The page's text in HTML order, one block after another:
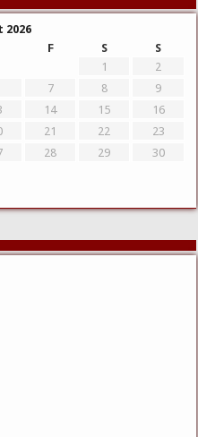
2026
F S
S
1
2
7 8
9
14 15
16
21 22
23
28 29
30